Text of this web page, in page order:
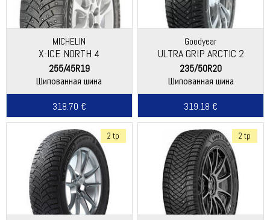
MICHELIN
X-ICE NORTH 4
255/45R19
Шипованная шина
318.70 €
Goodyear
ULTRA GRIP ARCTIC 2
235/50R20
Шипованная шина
319.18 €
2 tp 2 tp